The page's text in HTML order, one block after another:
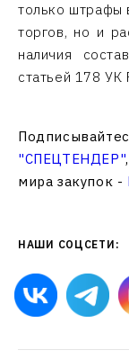
только штрафы
торгов, но и
наличия
статьей 178 УК
"СПЕЦТЕНДЕР"
мира закупок -
НАШИ СОЦСЕТИ: